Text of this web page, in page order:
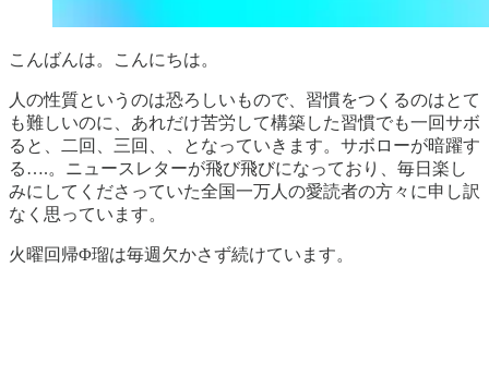
こんばんは。こんにちは。
人の性質というのは恐ろしいもので、習慣をつくるのはとて
も難しいのに、あれだけ苦労して構築した習慣でも一回サボ
ると、二回、三回、、となっていきます。サボローが暗躍す
る….。ニュースレターが飛び飛びになっており、毎日楽し
みにしてくださっていた全国一万人の愛読者の方々に申し訳
なく思っています。
火曜回帰Φ瑠は毎週欠かさず続けています。